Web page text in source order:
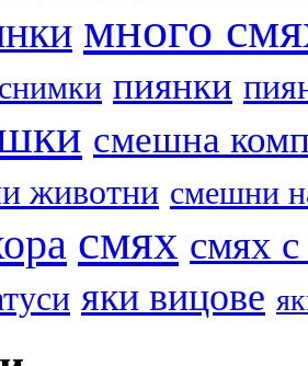
много
пиянки
смешна
животни смешни
смях смях
яки вицове